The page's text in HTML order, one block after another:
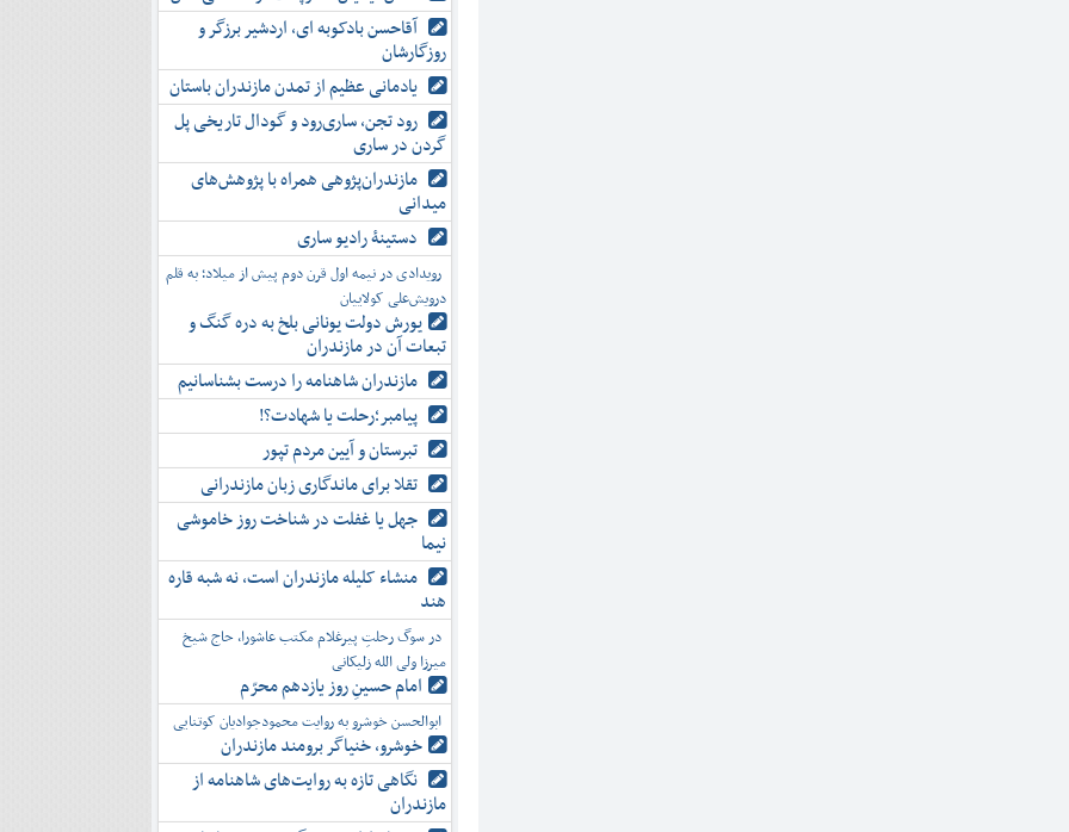
آقاحسن بادکوبه ای، اردشیر برزگر و
روزگارشان
یادمانی عظیم از تمدن مازندران باستان
رود تجن، ساری‌رود و گودال تاریخی پل
گردن در ساری
مازندران‌پژوهی همراه با پژوهش‌های
میدانی
دستینۀ رادیو ساری
رویدادی در نیمه اول قرن دوم پیش از میلاد؛ به قلم
درویش‌علی کولاییان
یورش دولت یونانی بلخ به دره گنگ و
تبعات آن در مازندران
مازندران شاهنامه را درست بشناسانیم
پیامبر؛رحلت یا شهادت؟!
تبرستان و آیین مردم تپور
تقلا برای ماندگاری زبان مازندرانی
جهل یا غفلت در شناخت روز خاموشی
نیما
منشاء کلیله مازندران است، نه شبه قاره
هند
در سوگ رحلتِ پیرغلام مکتب عاشورا، حاج شیخ
میرزا ولی الله زلیکانی
امام حسینِ روز یازدهم محرّم
ابوالحسن خوشرو به روایت محمودجوادیان کوتنایی
خوشرو، خنياگر برومند مازندران
نگاهی تازه به روایت‌های شاهنامه از
مازندران